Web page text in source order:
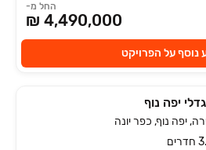
החל מ-
4,490,000 ₪
נוסף על הפרויקט
יפה נוף
יפה נוף, כפר יונה